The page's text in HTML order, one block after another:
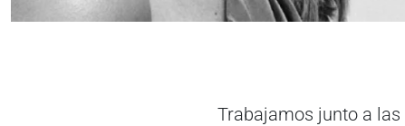
Trabajamos junto a las